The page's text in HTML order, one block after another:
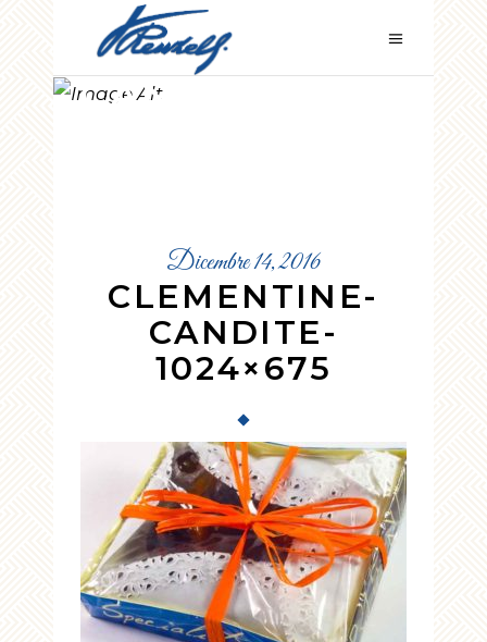
CLEMENTINE-
CANDITE-
Dicembre 14, 2016
CLEMENTINE-
CANDITE-
1024×675